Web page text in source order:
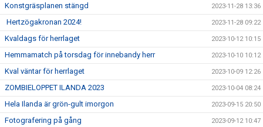
Konstgräsplanen stängd 2023-11-28 13:36
Hertzögakronan 2024! 2023-11-28 09:22
Kvaldags för herrlaget 2023-10-12 10:15
Hemmamatch på torsdag för innebandy herr 2023-10-10 10:12
Kval väntar för herrlaget 2023-10-09 12:26
ZOMBIELOPPET ILANDA 2023 2023-10-04 08:24
Hela Ilanda är grön-gult imorgon 2023-09-15 20:50
Fotografering på gång 2023-09-12 10:47